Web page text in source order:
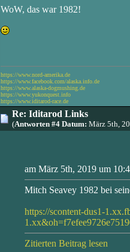
WoW, das war 1982!
https://www.nord-amerika.de
https://www.facebook.com/alaska.info.de
https://www.alaska-dogmushing.de
https://www.yukonquest.info
https://www.iditarod-race.de
Re: Iditarod Links
(Antworten #4 Datum: März 5th,
am März 5th, 2019 um
Mitch Seavey 1982 bei
https://scontent-dus1-
Zitierten Beitrag lesen